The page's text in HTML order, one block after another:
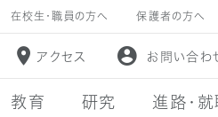
在校生・職員の方へ 保護者の方へ
アクセス お問い合わ
教育 研究 進路・